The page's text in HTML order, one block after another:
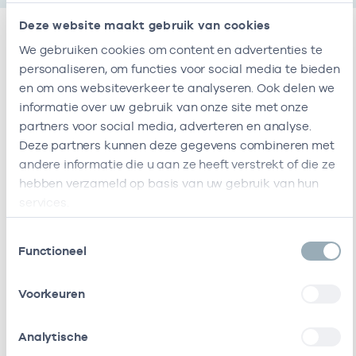
Deze website maakt gebruik van cookies
We gebruiken cookies om content en advertenties te
personaliseren, om functies voor social media te bieden
en om ons websiteverkeer te analyseren. Ook delen we
informatie over uw gebruik van onze site met onze
partners voor social media, adverteren en analyse.
Deze partners kunnen deze gegevens combineren met
andere informatie die u aan ze heeft verstrekt of die ze
hebben verzameld op basis van uw gebruik van hun
Functioneel
Voorkeuren
Analytische
Vestigingen
Deze onderneming heeft de volgende
vestigingen
Naam Adres AGB-code
Scheltens En Van